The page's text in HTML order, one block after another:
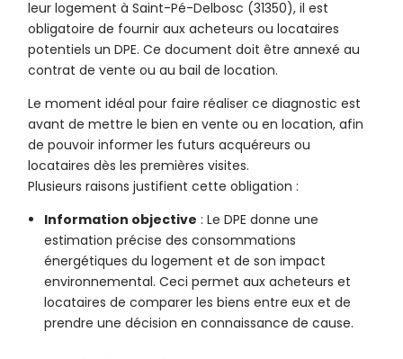
leur logement à Saint-Pé-Delbosc (31350), il est
obligatoire de fournir aux acheteurs ou locataires
potentiels un DPE. Ce document doit être annexé au
contrat de vente ou au bail de location.
Le moment idéal pour faire réaliser ce diagnostic est
avant de mettre le bien en vente ou en location, afin
de pouvoir informer les futurs acquéreurs ou
locataires dès les premières visites.
Plusieurs raisons justifient cette obligation :
Information objective : Le DPE donne une
estimation précise des consommations
énergétiques du logement et de son impact
environnemental. Ceci permet aux acheteurs et
locataires de comparer les biens entre eux et de
prendre une décision en connaissance de cause.